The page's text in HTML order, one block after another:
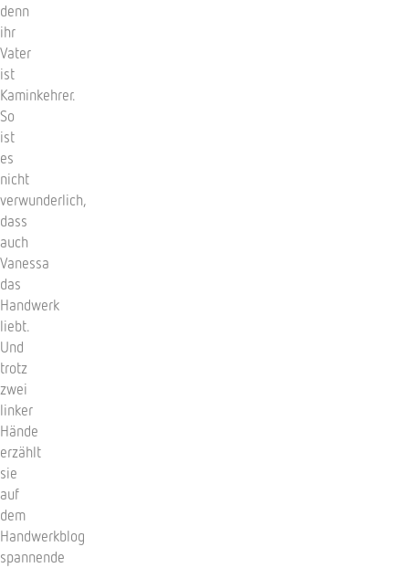
denn
ihr
Vater
ist
Kaminkehrer.
So
ist
es
nicht
verwunderlich,
dass
auch
Vanessa
das
Handwerk
liebt.
Und
trotz
zwei
linker
Hände
erzählt
sie
auf
dem
Handwerkblog
spannende